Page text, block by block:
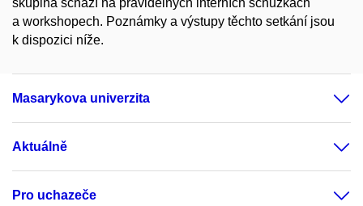
a workshopech. Poznámky a výstupy těchto setkání jsou
k dispozici níže.
Masarykova univerzita
Aktuálně
Pro uchazeče